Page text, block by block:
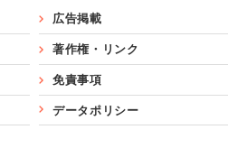
広告掲載
著作権・リンク
免責事項
データポリシー